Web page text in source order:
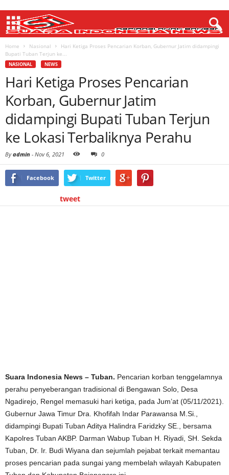
Home Nasional
Hari Ketiga Proses Pencarian Korban, Gubernur Jatim didampingi
Bupati Tuban Terjun ke...
NASIONAL NEWS
Hari Ketiga Proses Pencarian
Korban, Gubernur Jatim
didampingi Bupati Tuban Terjun
ke Lokasi Terbaliknya Perahu
Byadmin - Nov 6, 2021 0
Facebook Twitter
tweet
Suara Indonesia News – Tuban. Pencarian korban tenggelamnya
perahu penyeberangan tradisional di Bengawan Solo, Desa
Ngadirejo, Rengel memasuki hari ketiga, pada Jum’at (05/11/2021).
Gubernur Jawa Timur Dra. Khofifah Indar Parawansa M.Si.,
didampingi Bupati Tuban Aditya Halindra Faridzky SE., bersama
Kapolres Tuban AKBP. Darman Wabup Tuban H. Riyadi, SH. Sekda
Tuban, Dr. Ir. Budi Wiyana dan sejumlah pejabat terkait memantau
proses pencarian pada sungai yang membelah wilayah Kabupaten